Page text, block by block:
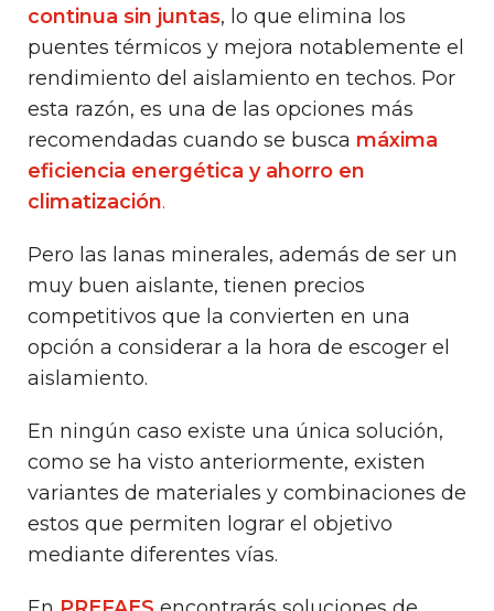
continua sin juntas, lo que elimina los
puentes térmicos y mejora notablemente el
rendimiento del aislamiento en techos. Por
esta razón, es una de las opciones más
recomendadas cuando se busca máxima
eficiencia energética y ahorro en
climatización.
Pero las lanas minerales, además de ser un
muy buen aislante, tienen precios
competitivos que la convierten en una
opción a considerar a la hora de escoger el
aislamiento.
En ningún caso existe una única solución,
como se ha visto anteriormente, existen
variantes de materiales y combinaciones de
estos que permiten lograr el objetivo
mediante diferentes vías.